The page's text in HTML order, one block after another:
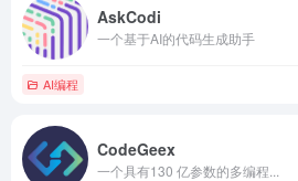
AskCodi
一个基于AI的代码生成助手
AI编程
CodeGeex
一个具有130 亿参数的多编程...